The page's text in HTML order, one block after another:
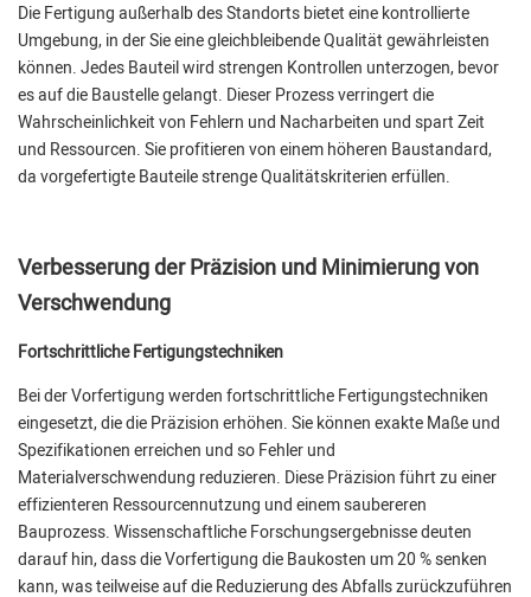
Die Fertigung außerhalb des Standorts bietet eine kontrollierte
Umgebung, in der Sie eine gleichbleibende Qualität gewährleisten
können. Jedes Bauteil wird strengen Kontrollen unterzogen, bevor
es auf die Baustelle gelangt. Dieser Prozess verringert die
Wahrscheinlichkeit von Fehlern und Nacharbeiten und spart Zeit
und Ressourcen. Sie profitieren von einem höheren Baustandard,
da vorgefertigte Bauteile strenge Qualitätskriterien erfüllen.
Verbesserung der Präzision und Minimierung von
Verschwendung
Fortschrittliche Fertigungstechniken
Bei der Vorfertigung werden fortschrittliche Fertigungstechniken
eingesetzt, die die Präzision erhöhen. Sie können exakte Maße und
Spezifikationen erreichen und so Fehler und
Materialverschwendung reduzieren. Diese Präzision führt zu einer
effizienteren Ressourcennutzung und einem saubereren
Bauprozess. Wissenschaftliche Forschungsergebnisse deuten
darauf hin, dass die Vorfertigung die Baukosten um 20 % senken
kann, was teilweise auf die Reduzierung des Abfalls zurückzuführen